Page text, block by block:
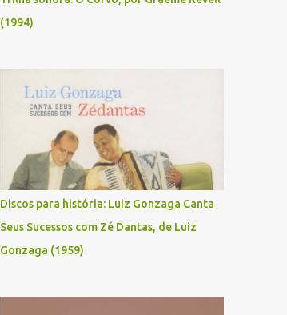
(1994)
Discos para história: Luiz Gonzaga Canta
Seus Sucessos com Zé Dantas, de Luiz
Gonzaga (1959)